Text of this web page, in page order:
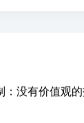
：没有价值观